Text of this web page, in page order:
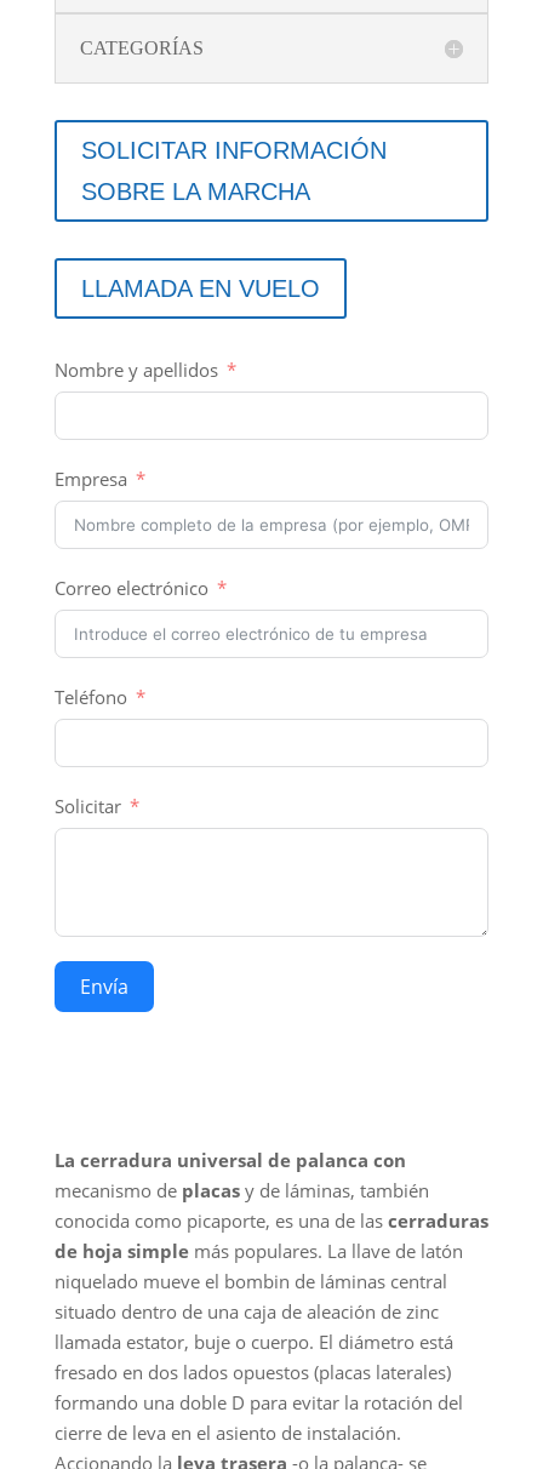
CATEGORÍAS
SOLICITAR INFORMACIÓN
SOBRE LA MARCHA
LLAMADA EN VUELO
Nombre y apellidos
Empresa
Correo electrónico
Teléfono
Solicitar
Envía
La cerradura universal de palanca con
mecanismo de placasy de láminas, también
conocida como picaporte, es una de las cerraduras
de hoja simplemás populares. La llave de latón
niquelado mueve el bombin de láminas central
situado dentro de una caja de aleación de zinc
llamada estator, buje o cuerpo. El diámetro está
fresado en dos lados opuestos (placas laterales)
formando una doble D para evitar la rotación del
cierre de leva en el asiento de instalación.
Accionando la leva trasera -o la palanca- se